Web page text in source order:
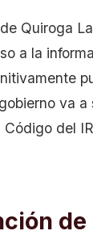
Quiroga
a la
va
del